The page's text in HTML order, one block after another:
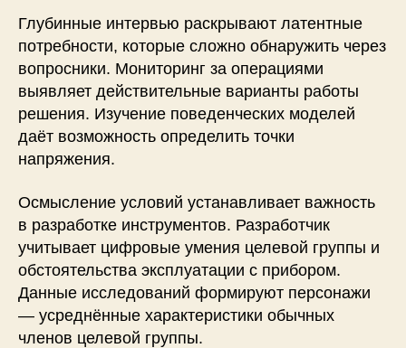
Глубинные интервью раскрывают латентные
потребности, которые сложно обнаружить через
вопросники. Мониторинг за операциями
выявляет действительные варианты работы
решения. Изучение поведенческих моделей
даёт возможность определить точки
напряжения.
Осмысление условий устанавливает важность
в разработке инструментов. Разработчик
учитывает цифровые умения целевой группы и
обстоятельства эксплуатации с прибором.
Данные исследований формируют персонажи
— усреднённые характеристики обычных
членов целевой группы.